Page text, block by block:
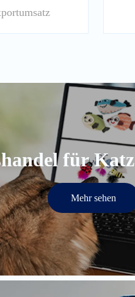
für
Mehr sehen